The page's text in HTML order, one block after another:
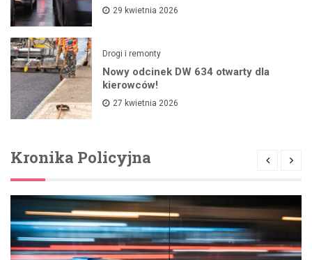
29 kwietnia 2026
Drogi i remonty
Nowy odcinek DW 634 otwarty dla
kierowców!
27 kwietnia 2026
Kronika Policyjna